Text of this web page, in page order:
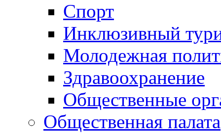
Спорт
Инклюзивный
Молодежная
Здравоохранение
Общественные
Общественная палата